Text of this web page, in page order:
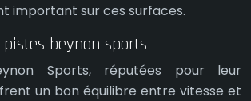
important sur ces surfaces.
pistes beynon sports
Sports, réputées pour leur
un bon équilibre entre vitesse et